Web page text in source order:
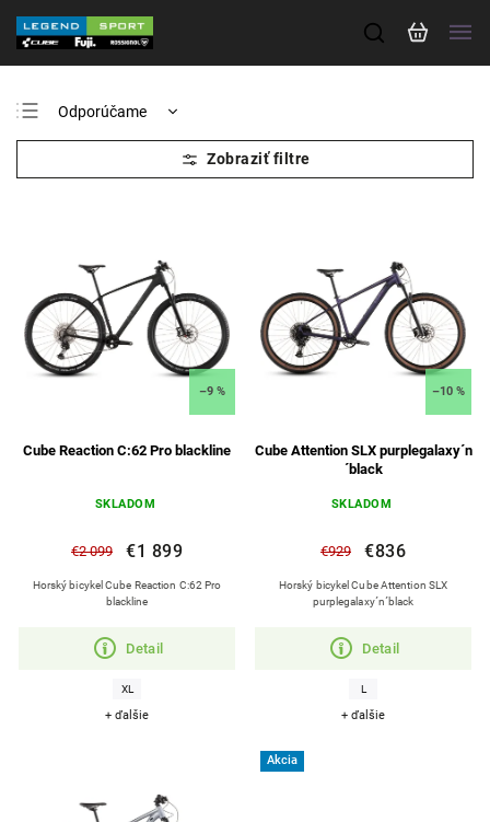
Odporúčame
Najlacnejšie
Najdrahšie
–9 %
Cube Reaction C:62 Pro blackline
SKLADOM
€2 099 €1 899
Detail
Horský bicykel Cube Reaction C:62 Pro
blackline
XL
+ ďalšie
–10 %
Cube Attention SLX purplegalaxy´n
´black
SKLADOM
€929 €836
Detail
Horský bicykel Cube Attention SLX
purplegalaxy´n´black
L
+ ďalšie
Akcia